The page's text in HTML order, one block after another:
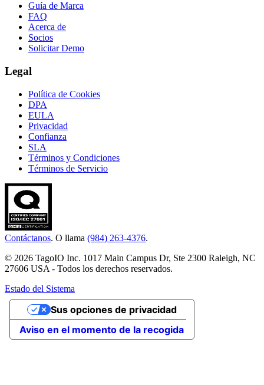
Guía de Marca
FAQ
Acerca de
Socios
Solicitar Demo
Legal
Política de Cookies
DPA
EULA
Privacidad
Confianza
SLA
Términos y Condiciones
Términos de Servicio
Contáctanos. O llama (984) 263-4376.
© 2026 TagoIO Inc. 1017 Main Campus Dr, Ste 2300 Raleigh, NC
27606 USA - Todos los derechos reservados.
Estado del Sistema
Aviso en el momento de la recogida
Sus opciones de privacidad